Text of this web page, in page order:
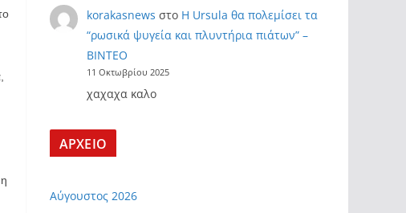
korakasnews στο Η Ursula θα πολεμίσει τα
“ρωσικά ψυγεία και πλυντήρια πιάτων” –
ΒΙΝΤΕΟ
11 Οκτωβρίου 2025
χαχαχα καλο
ΑΡΧΕΙΟ
Αύγουστος 2026